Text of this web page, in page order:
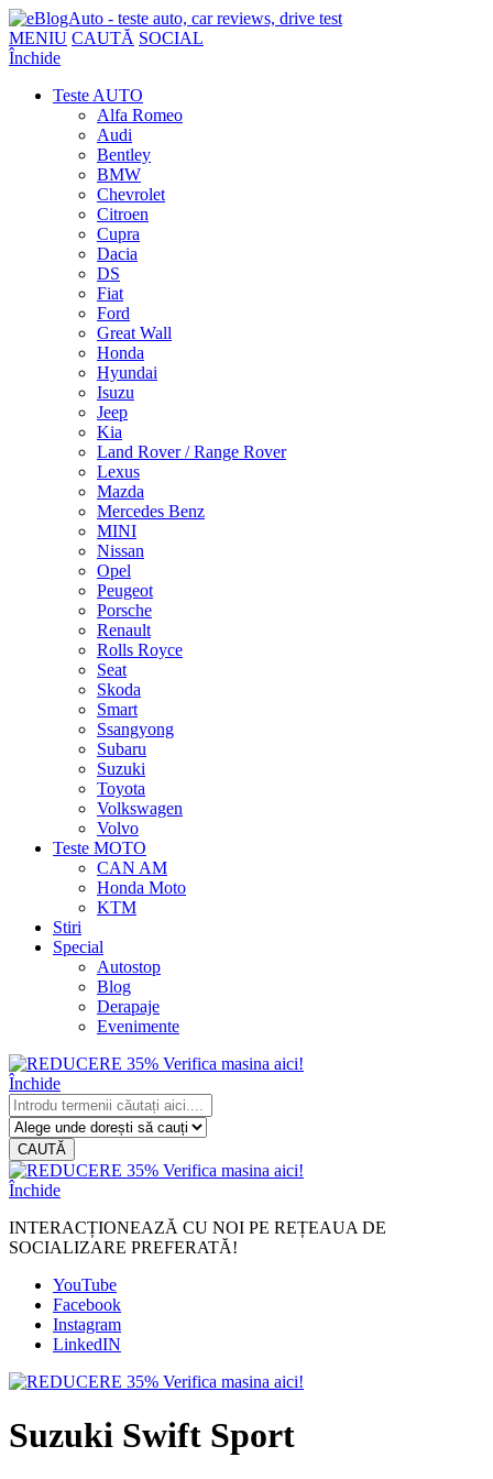
MENIU CAUTĂ SOCIAL
Închide
Teste AUTO
Alfa Romeo
Audi
Bentley
BMW
Chevrolet
Citroen
Cupra
Dacia
DS
Fiat
Ford
Great Wall
Honda
Hyundai
Isuzu
Jeep
Kia
Land Rover / Range Rover
Lexus
Mazda
Mercedes Benz
MINI
Nissan
Opel
Peugeot
Porsche
Renault
Rolls Royce
Seat
Skoda
Smart
Ssangyong
Subaru
Suzuki
Toyota
Volkswagen
Volvo
Teste MOTO
CAN AM
Honda Moto
KTM
Stiri
Special
Autostop
Blog
Derapaje
Evenimente
Închide
CAUTĂ
Închide
INTERACȚIONEAZĂ CU NOI PE REȚEAUA DE
SOCIALIZARE PREFERATĂ!
YouTube
Facebook
Instagram
LinkedIN
Suzuki Swift Sport